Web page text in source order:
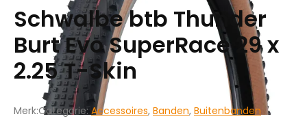
Schwalbe btb Thunder
Burt Evo SuperRace 29 x
2.25 T-Skin
Merk:Categorie:Accessoires, Banden, Buitenbanden